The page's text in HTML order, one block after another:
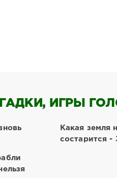
ИГРЫ
Какая земля
состарится -